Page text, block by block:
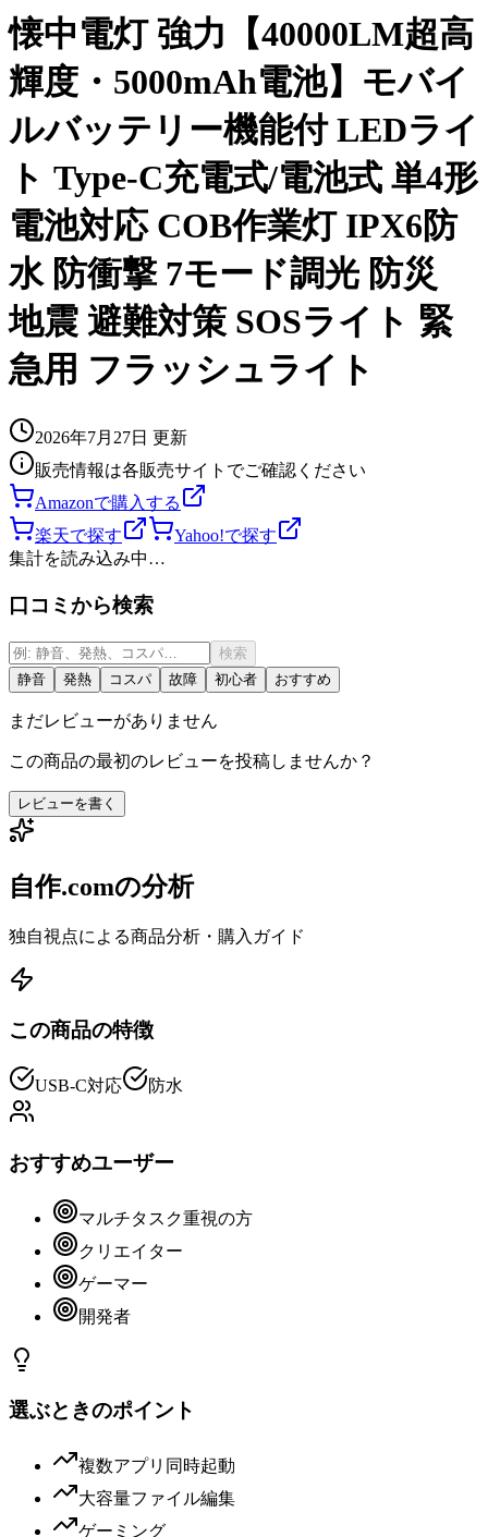
懐中電灯 強力【40000LM超高
輝度・5000mAh電池】モバイ
ルバッテリー機能付 LEDライ
ト Type-C充電式/電池式 単4形
電池対応 COB作業灯 IPX6防
水 防衝撃 7モード調光 防災
地震 避難対策 SOSライト 緊
急用 フラッシュライト
2026年7月27日 更新
販売情報は各販売サイトでご確認ください
Amazonで購入する
楽天で探す
Yahoo!で探す
集計を読み込み中…
口コミから検索
検索
静音
発熱 コスパ 故障 初心者 おすすめ
まだレビューがありません
この商品の最初のレビューを投稿しませんか？
レビューを書く
自作.comの分析
独自視点による商品分析・購入ガイド
この商品の特徴
USB-C対応 防水
おすすめユーザー
マルチタスク重視の方
クリエイター
ゲーマー
開発者
選ぶときのポイント
複数アプリ同時起動
大容量ファイル編集
ゲーミング